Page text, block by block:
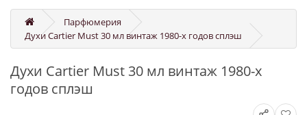
Парфюмерия
Духи Cartier Must 30 мл винтаж 1980-х годов сплэш
Духи Cartier Must 30 мл винтаж 1980-х
годов сплэш